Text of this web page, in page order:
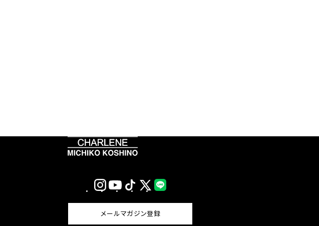
InstagramYouTubeTikTok X
(Twitter)
メールマガジン登録